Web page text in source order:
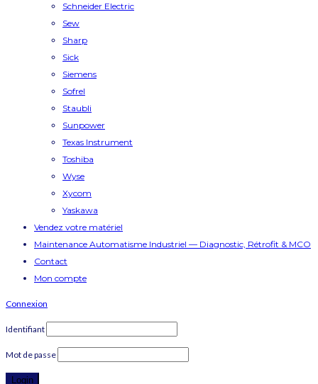
Schneider Electric
Sew
Sharp
Sick
Siemens
Sofrel
Staubli
Sunpower
Texas Instrument
Toshiba
Wyse
Xycom
Yaskawa
Vendez votre matériel
Maintenance Automatisme Industriel — Diagnostic, Rétrofit & MCO
Contact
Mon compte
Connexion
Identifiant
Mot de passe